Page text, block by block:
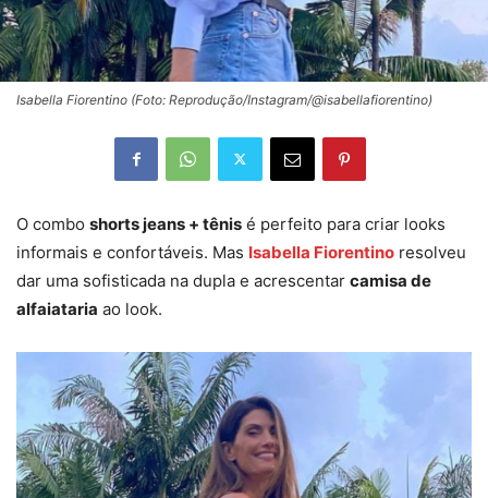
Isabella Fiorentino (Foto: Reprodução/Instagram/@isabellafiorentino)
O combo shorts jeans + tênis é perfeito para criar looks
informais e confortáveis. Mas Isabella Fiorentino resolveu
dar uma sofisticada na dupla e acrescentar camisa de
alfaiataria ao look.